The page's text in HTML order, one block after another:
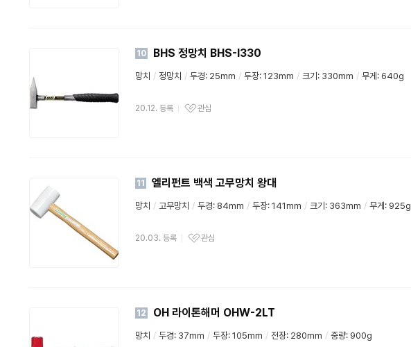
10 BHS 정망치 BHS-I330
망치 / 정망치 / 두경: 25mm / 두장: 123mm / 크기: 330mm / 무게: 640g
20.12. 등록 관심
11 엘리펀트 백색 고무망치 왕대
망치 / 고무망치 / 두경: 84mm / 두장: 141mm / 크기: 363mm / 무게: 925g
20.03. 등록 관심
12 OH 라이톤해머 OHW-2LT
망치 / 두경: 37mm / 두장: 105mm / 전장: 280mm / 중량: 900g